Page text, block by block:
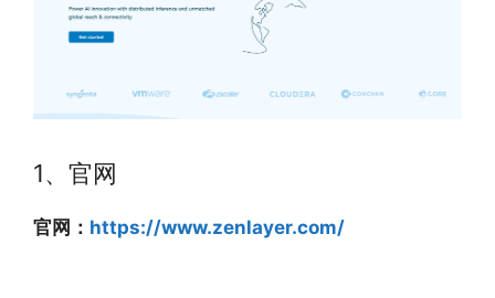
1、官网
官网： https://www.zenlayer.com/